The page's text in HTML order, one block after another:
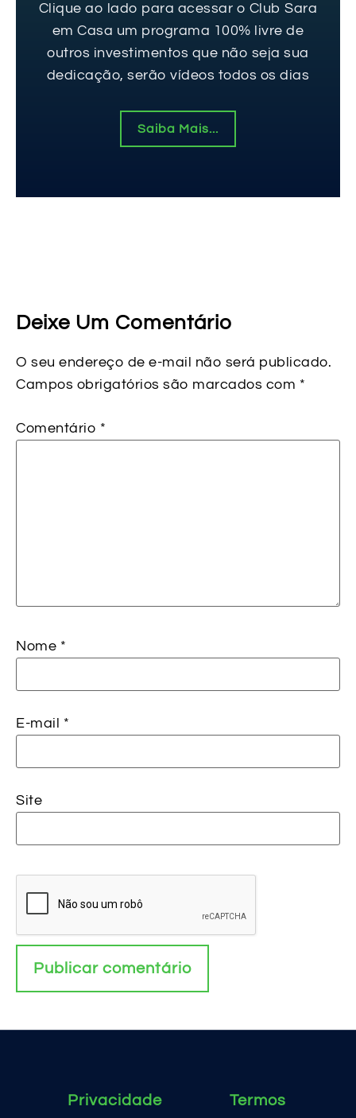
Clique ao lado para acessar o Club Sara
em Casa um programa 100% livre de
outros investimentos que não seja sua
dedicação, serão vídeos todos os dias
Saiba Mais...
Deixe Um Comentário
O seu endereço de e-mail não será publicado.
Campos obrigatórios são marcados com *
Comentário *
Nome *
E-mail *
Site
Privacidade Termos